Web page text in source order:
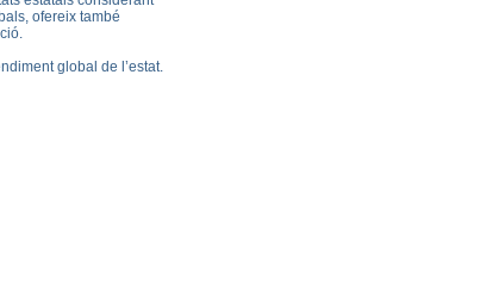
ofereix també
global de l’estat.